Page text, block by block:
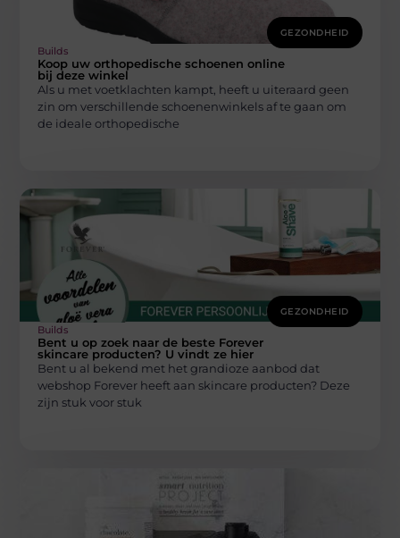
GEZONDHEID
Builds
Koop uw orthopedische schoenen online
bij deze winkel
Als u met voetklachten kampt, heeft u uiteraard geen
zin om verschillende schoenenwinkels af te gaan om
de ideale orthopedische
GEZONDHEID
Builds
Bent u op zoek naar de beste Forever
skincare producten? U vindt ze hier
Bent u al bekend met het grandioze aanbod dat
webshop Forever heeft aan skincare producten? Deze
zijn stuk voor stuk